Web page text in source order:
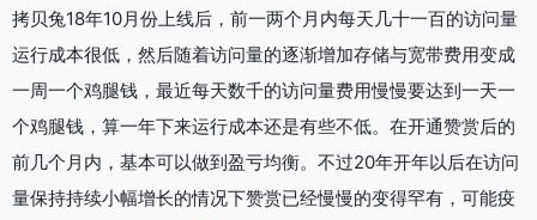
拷贝兔18年10月份上线后，前一两个月内每天几十一百的访问量
运行成本很低，然后随着访问量的逐渐增加存储与宽带费用变成
一周一个鸡腿钱，最近每天数千的访问量费用慢慢要达到一天一
个鸡腿钱，算一年下来运行成本还是有些不低。在开通赞赏后的
前几个月内，基本可以做到盈亏均衡。不过20年开年以后在访问
量保持持续小幅增长的情况下赞赏已经慢慢的变得罕有，可能疫